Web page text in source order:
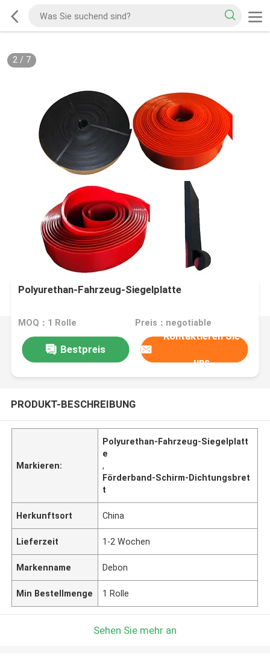
2/ 7
Polyurethan-Fahrzeug-Siegelplatte
MOQ：1 Rolle Preis：negotiable
Bestpreis
Kontaktieren Sie
uns
PRODUKT-BESCHREIBUNG
Markieren:
Polyurethan-Fahrzeug-Siegelplatt
e
,
Förderband-Schirm-Dichtungsbret
t
Herkunftsort China
Lieferzeit 1-2 Wochen
Markenname Debon
Min Bestellmenge 1 Rolle
Sehen Sie mehr an